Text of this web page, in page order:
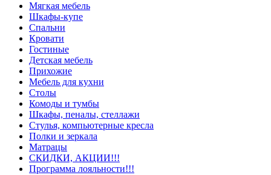
Мягкая мебель
Шкафы-купе
Спальни
Кровати
Гостиные
Детская мебель
Прихожие
Мебель для кухни
Столы
Комоды и тумбы
Шкафы, пеналы, стеллажи
Стулья, компьютерные кресла
Полки и зеркала
Матрацы
СКИДКИ, АКЦИИ!!!
Программа лояльности!!!